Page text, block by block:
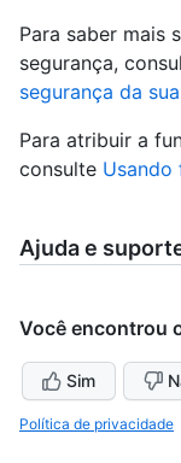
Para saber mais
segurança,
segurança da
Para atribuir a
consulte Usando
Ajuda e
Você encontrou
Sim
Política de privacidade